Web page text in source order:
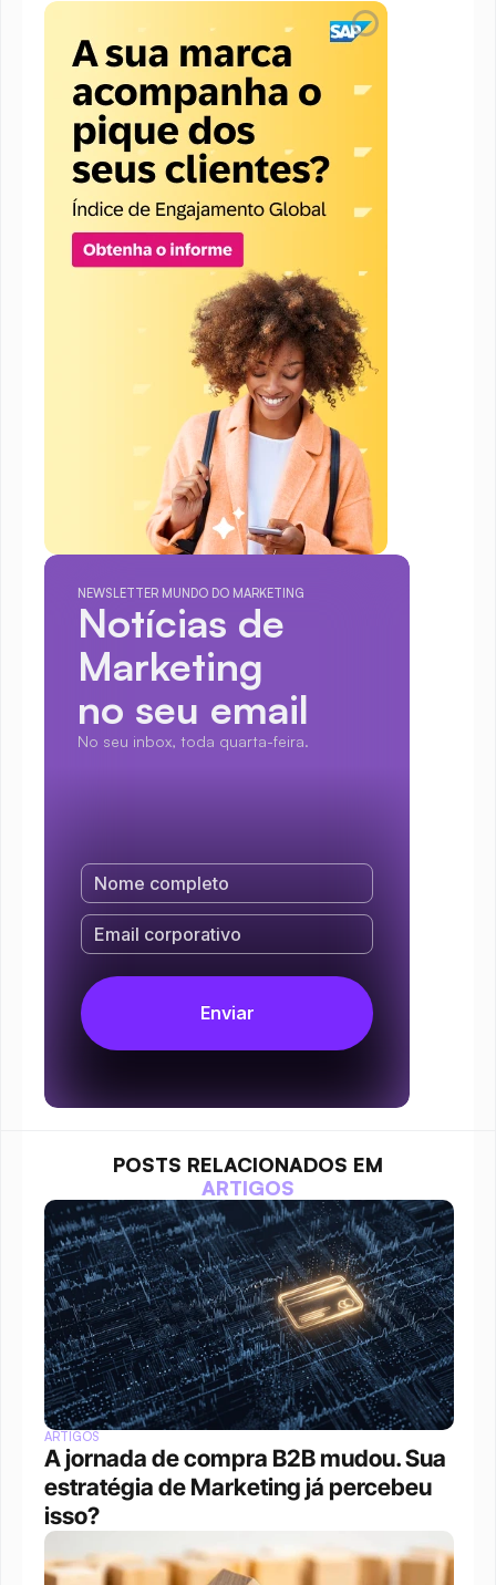
NEWSLETTER MUNDO DO MARKETING
Notícias de
Marketing
no seu email
No seu inbox, toda quarta-feira.
POSTS RELACIONADOS EM
ARTIGOS
ARTIGOS
A jornada de compra B2B mudou. Sua
estratégia de Marketing já percebeu
isso?